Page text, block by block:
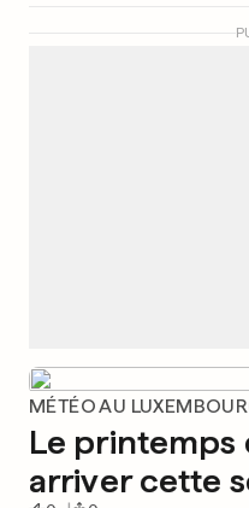
MÉTÉO AU
Le printemps
arriver cette